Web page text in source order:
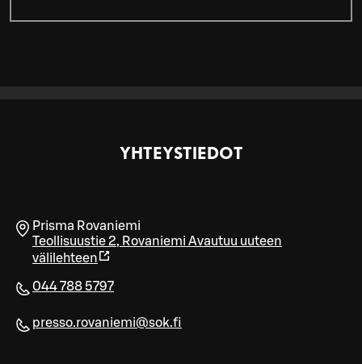
YHTEYSTIEDOT
Prisma Rovaniemi
Teollisuustie 2, Rovaniemi Avautuu uuteen
välilehteen
044 788 5797
presso.rovaniemi@sok.fi